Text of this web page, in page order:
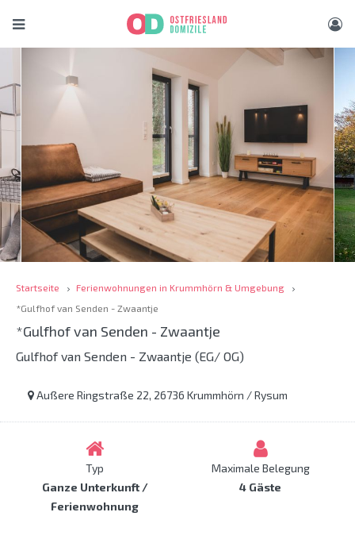
Startseite
Ferienwohnungen in Krummhörn & Umgebung
*Gulfhof van Senden - Zwaantje
*Gulfhof van Senden - Zwaantje
Gulfhof van Senden - Zwaantje (EG/ OG)
Außere Ringstraße 22, 26736 Krummhörn / Rysum
Typ
Ganze Unterkunft /
Ferienwohnung
Maximale Belegung
4 Gäste